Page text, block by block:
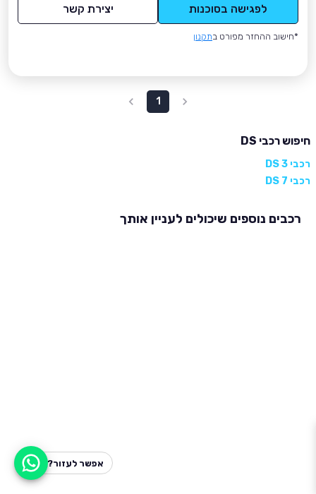
לפגישה בסוכנות יצירת קשר
*חישוב ההחזר מפורט בתקנון
1
חיפוש רכבי DS
רכבי DS 3
רכבי DS 7
רכבים נוספים שיכולים לעניין אותך
אפשר לעזור?